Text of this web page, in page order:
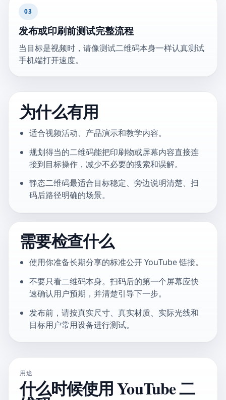
03
发布或印刷前测试完整流程
当目标是视频时，请像测试二维码本身一样认真测试
手机端打开速度。
为什么有用
适合视频活动、产品演示和教学内容。
规划得当的二维码能把印刷物或屏幕内容直接连
接到目标操作，减少不必要的搜索和误解。
静态二维码最适合目标稳定、旁边说明清楚、扫
码后路径明确的场景。
需要检查什么
使用你准备长期分享的标准公开 YouTube 链接。
不要只看二维码本身。扫码后的第一个屏幕应快
速确认用户预期，并清楚引导下一步。
发布前，请按真实尺寸、真实材质、实际光线和
目标用户常用设备进行测试。
用途
什么时候使用 YouTube 二